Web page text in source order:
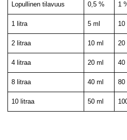
Lopullinen tilavuus 0,5 % 1
1 litra 5 ml 10
2 litraa 10 ml 20
4 litraa 20 ml 40
8 litraa 40 ml 80
10 litraa 50 ml